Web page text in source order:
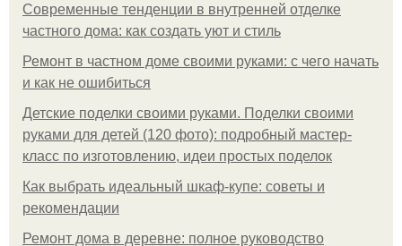
Современные тенденции в внутренней отделке
частного дома: как создать уют и стиль
Ремонт в частном доме своими руками: с чего начать
и как не ошибиться
Детские поделки своими руками. Поделки своими
руками для детей (120 фото): подробный мастер-
класс по изготовлению, идеи простых поделок
Как выбрать идеальный шкаф-купе: советы и
рекомендации
Ремонт дома в деревне: полное руководство